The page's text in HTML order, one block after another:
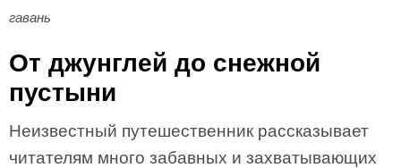
гавань
От джунглей до снежной
пустыни
Неизвестный путешественник рассказывает
читателям много забавных и захватывающих